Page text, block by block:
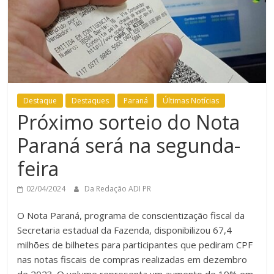
Destaque Destaques Paraná Últimas Notícias
Próximo sorteio do Nota
Paraná será na segunda-
feira
02/04/2024 Da Redação ADI PR
O Nota Paraná, programa de conscientização fiscal da
Secretaria estadual da Fazenda, disponibilizou 67,4
milhões de bilhetes para participantes que pediram CPF
nas notas fiscais de compras realizadas em dezembro